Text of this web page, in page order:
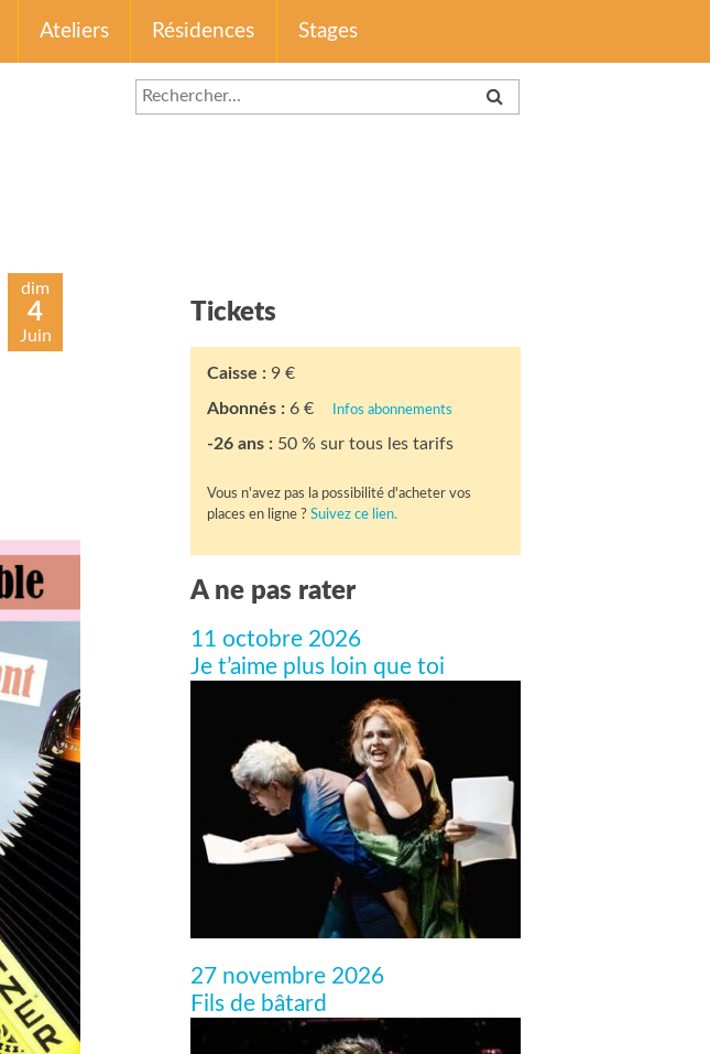
Ateliers Résidences Stages
dim
4
Juin
Tickets
Caisse : 9 €
Abonnés : 6 € Infos abonnements
-26 ans : 50 % sur tous les tarifs
Vous n'avez pas la possibilité d'acheter vos
places en ligne ? Suivez ce lien.
A ne pas rater
11 octobre 2026
Je t’aime plus loin que toi
27 novembre 2026
Fils de bâtard